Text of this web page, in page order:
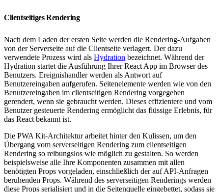
Clientseitiges Rendering
Nach dem Laden der ersten Seite werden die Rendering-Aufgaben
von der Serverseite auf die Clientseite verlagert. Der dazu
verwendete Prozess wird als Hydration bezeichnet. Während der
Hydration startet die Ausführung Ihrer React App im Browser des
Benutzers. Ereignishandler werden als Antwort auf
Benutzereingaben aufgerufen. Seitenelemente werden wie von den
Benutzereingaben im clientseitigen Rendering vorgegeben
gerendert, wenn sie gebraucht werden. Dieses effizientere und vom
Benutzer gesteuerte Rendering ermöglicht das flüssige Erlebnis, für
das React bekannt ist.
Die PWA Kit-Architektur arbeitet hinter den Kulissen, um den
Übergang vom serverseitigen Rendering zum clientseitigen
Rendering so reibungslos wie möglich zu gestalten. So werden
beispielsweise alle Ihre Komponenten zusammen mit allen
benötigten Props vorgeladen, einschließlich der auf API-Anfragen
beruhenden Props. Während des serverseitigen Renderings werden
diese Props serialisiert und in die Seitenquelle eingebettet, sodass sie